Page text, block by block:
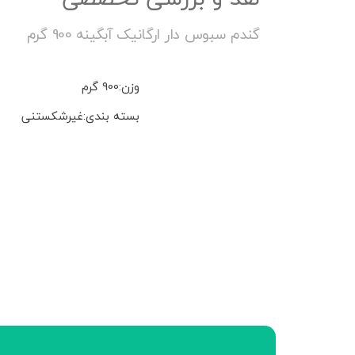
گندم سبوس دار ارگانیک آبگینه 900 گرم
وزن:900 گرم
بسته بندی:غیرشکستنی